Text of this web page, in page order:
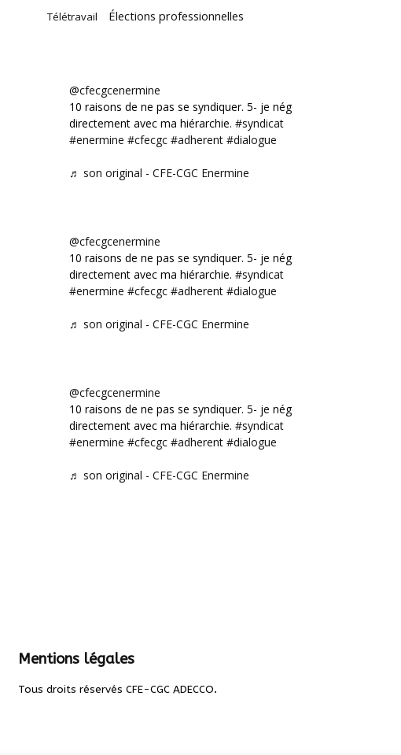
Télétravail Élections professionnelles
@cfecgcenermine
10 raisons de ne pas se syndiquer. 5- je négocie
directement avec ma hiérarchie. #syndicat
#enermine #cfecgc #adherent #dialogue
♬ son original - CFE-CGC Enermine
@cfecgcenermine
10 raisons de ne pas se syndiquer. 5- je négocie
directement avec ma hiérarchie. #syndicat
#enermine #cfecgc #adherent #dialogue
♬ son original - CFE-CGC Enermine
@cfecgcenermine
10 raisons de ne pas se syndiquer. 5- je négocie
directement avec ma hiérarchie. #syndicat
#enermine #cfecgc #adherent #dialogue
♬ son original - CFE-CGC Enermine
Mentions légales
Tous droits réservés CFE-CGC ADECCO.